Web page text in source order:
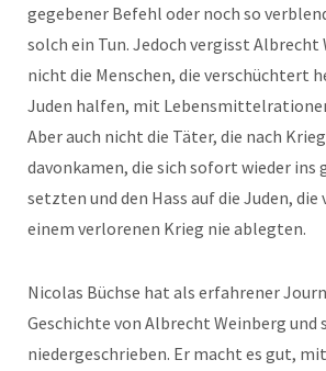
gegebener Befehl oder noch so
solch ein Tun. Jedoch vergisst Albrecht
nicht die Menschen, die verschüchtert
Juden halfen, mit
Aber auch nicht die Täter, die nach
davonkamen, die sich sofort wieder ins
setzten und den Hass auf die Juden,
einem verlorenen Krieg nie ablegten.
Nicolas Büchse hat als erfahrener
Geschichte von Albrecht Weinberg und
niedergeschrieben. Er macht es gut,